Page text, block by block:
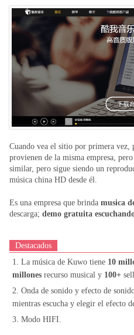
Cuando vea el sitio por primera vez,
provienen de la misma empresa,
similar, pero sigue siendo un
música china HD desde él.
Es una empresa que brinda musica
descarga; demo gratuita
Destacados
1. La música de Kuwo tiene 10
millones recurso musical y 100+
2. Onda de sonido y efecto de
mientras escucha y elegir el efecto
3. Modo HIFI.